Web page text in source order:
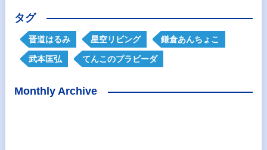
タグ
晋道はるみ 星空リビング 鎌倉あんちょこ
武本匡弘 てんこのプラビーダ
Monthly Archive